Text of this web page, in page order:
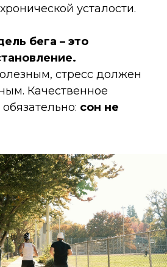
усталости.
бега – это
стресс должен
Качественное
сон не